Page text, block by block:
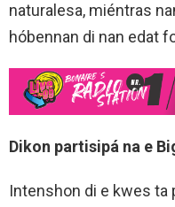
naturalesa, miéntras
hóbennan di nan edat
Dikon partisipá na e
Intenshon di e kwes ta